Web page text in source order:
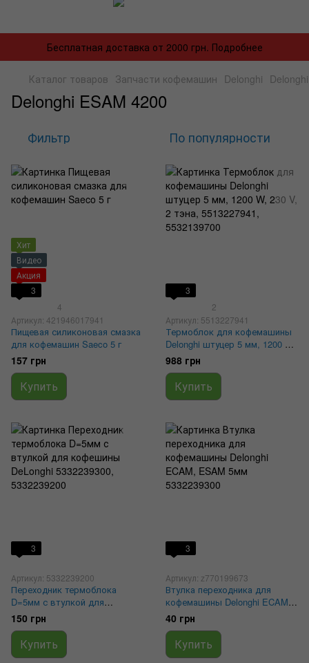
Бесплатная доставка от 2000 грн. Подробнее
Каталог товаров Запчасти кофемашин Delonghi
Delonghi ESAM 4200
Фильтр По популярности
Хит
Видео
Акция
3
4
Артикул: 421946017941
Пищевая силиконовая смазка
для кофемашин Saeco 5 г
157 грн
Купить
3
2
Артикул: 5513227941
Термоблок для кофемашины
Delonghi штуцер 5 мм, 1200 W,
230 V, 2 тэна, 5513227941,
5532139700
988 грн
Купить
3
Артикул: 5332239200
Переходник термоблока
D=5мм с втулкой для
кофешины DeLonghi
5332239300, 5332239200
150 грн
Купить
3
Артикул: z770199673
Втулка переходника для
кофемашины Delonghi ECAM,
ESAM 5мм 5332239300
40 грн
Купить